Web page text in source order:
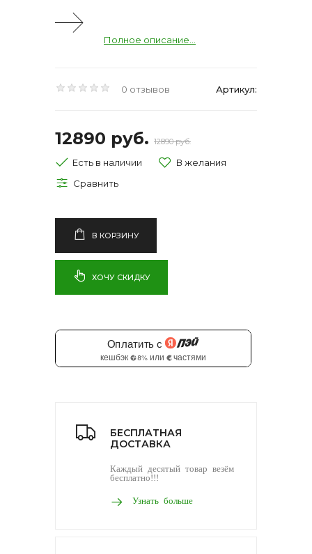
Полное описание...
0 отзывов Артикул:
12890 руб. 12890 руб.
Есть в наличии
В КОРЗИНУ
ХОЧУ СКИДКУ
БЕСПЛАТНАЯ
ДОСТАВКА
Каждый десятый товар везём
бесплатно!!!
Узнать больше